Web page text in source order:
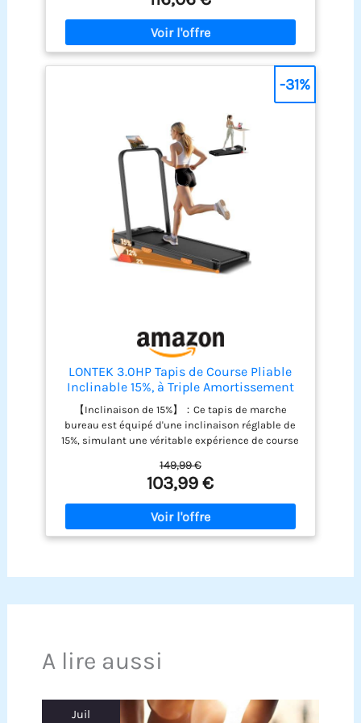
kg et équipé de roulettes intégrées, il se soulève
et se déplace facilement, vous permettant ainsi
de maintenir votre routine sportive tout en
travaillant, en regardant la télévision ou en vous
relaxant chez vous. Le tapis de marche compact
indispensable. 【Facile à ranger】: Grâce à ses
roulettes intégrées, vous pouvez le déplacer sans
effort vers le bureau, la chambre ou toute autre
pièce. Son encombrement réduit permet une
installation flexible, même dans un angle, sans
sacrifier d'espace.
bruit, garantissant un entraînement fluide et
stable.
LONTEK 3.0HP Tapis de Course Pliable
Inclinable 15%, à Triple Amortissement
【Inclinaison de 15%】：Ce tapis de marche
bureau est équipé d'une inclinaison réglable de
15%, simulant une véritable expérience de course
consommation de calories de 60%, tout en
améliorant la protection des genoux de 30%,
réduisant efficacement les risques de blessures.
Il contribue également à une amélioration de 20%
de l'endurance cardiovasculaire, vous permettant
vitesse de ce tapis de marche inclinable est de 1-
pliable est équipée d'un moteur plus durable,
avec une durée de vie de plus de 3500 heures et
votre exercice ne dérangera ni votre famille ni vos
voisins. 【8 amortisseurs, 5 bande de
149,99 €
103,99 €
-31%
A lire aussi
Juil